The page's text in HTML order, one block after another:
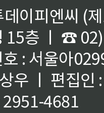
이피엔씨 (
15층 ㅣ ☎
: 서울아
우 ㅣ 편집인
2951-4681